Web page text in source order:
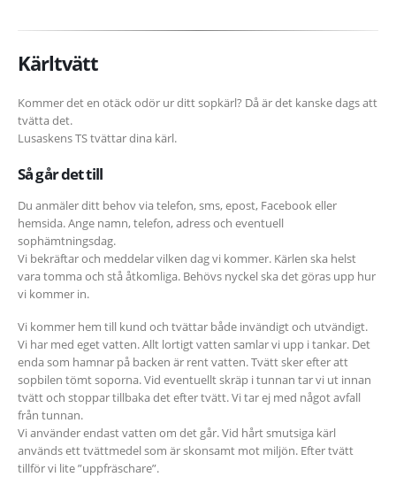
Kärltvätt
Kommer det en otäck odör ur ditt sopkärl? Då är det kanske dags att
tvätta det.
Lusaskens TS tvättar dina kärl.
Så går det till
Du anmäler ditt behov via telefon, sms, epost, Facebook eller
hemsida. Ange namn, telefon, adress och eventuell
sophämtningsdag.
Vi bekräftar och meddelar vilken dag vi kommer. Kärlen ska helst
vara tomma och stå åtkomliga. Behövs nyckel ska det göras upp hur
vi kommer in.
Vi kommer hem till kund och tvättar både invändigt och utvändigt.
Vi har med eget vatten. Allt lortigt vatten samlar vi upp i tankar. Det
enda som hamnar på backen är rent vatten. Tvätt sker efter att
sopbilen tömt soporna. Vid eventuellt skräp i tunnan tar vi ut innan
tvätt och stoppar tillbaka det efter tvätt. Vi tar ej med något avfall
från tunnan.
Vi använder endast vatten om det går. Vid hårt smutsiga kärl
används ett tvättmedel som är skonsamt mot miljön. Efter tvätt
tillför vi lite ”uppfräschare”.